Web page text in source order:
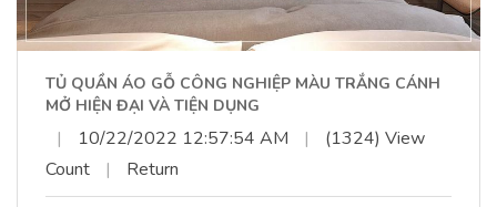
TỦ QUẦN ÁO GỖ CÔNG NGHIỆP MÀU TRẮNG CÁNH
MỞ HIỆN ĐẠI VÀ TIỆN DỤNG
| 10/22/2022 12:57:54 AM |
(1324) View
Count
| Return